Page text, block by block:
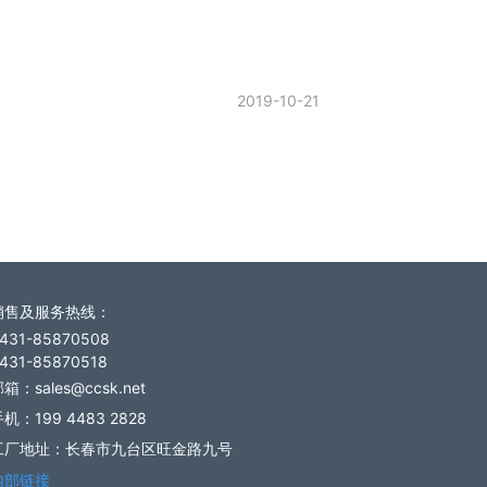
2019-10-21
售及服务热线 ：
85870508
85870518
箱：sales@ccsk.net
机：199 4483 2828
厂地址：长春市九台区旺金路九号
部链接